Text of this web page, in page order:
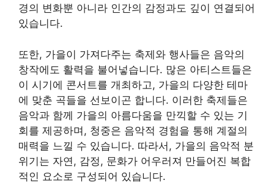
경의 변화뿐 아니라 인간의 감정과도 깊이 연결되어
있습니다.
또한, 가을이 가져다주는 축제와 행사들은 음악의
창작에도 활력을 불어넣습니다. 많은 아티스트들은
이 시기에 콘서트를 개최하고, 가을의 다양한 테마
에 맞춘 곡들을 선보이곤 합니다. 이러한 축제들은
음악과 함께 가을의 아름다움을 만끽할 수 있는 기
회를 제공하며, 청중은 음악적 경험을 통해 계절의
매력을 느낄 수 있습니다. 따라서, 가을의 음악적 분
위기는 자연, 감정, 문화가 어우러져 만들어진 복합
적인 요소로 구성되어 있습니다.